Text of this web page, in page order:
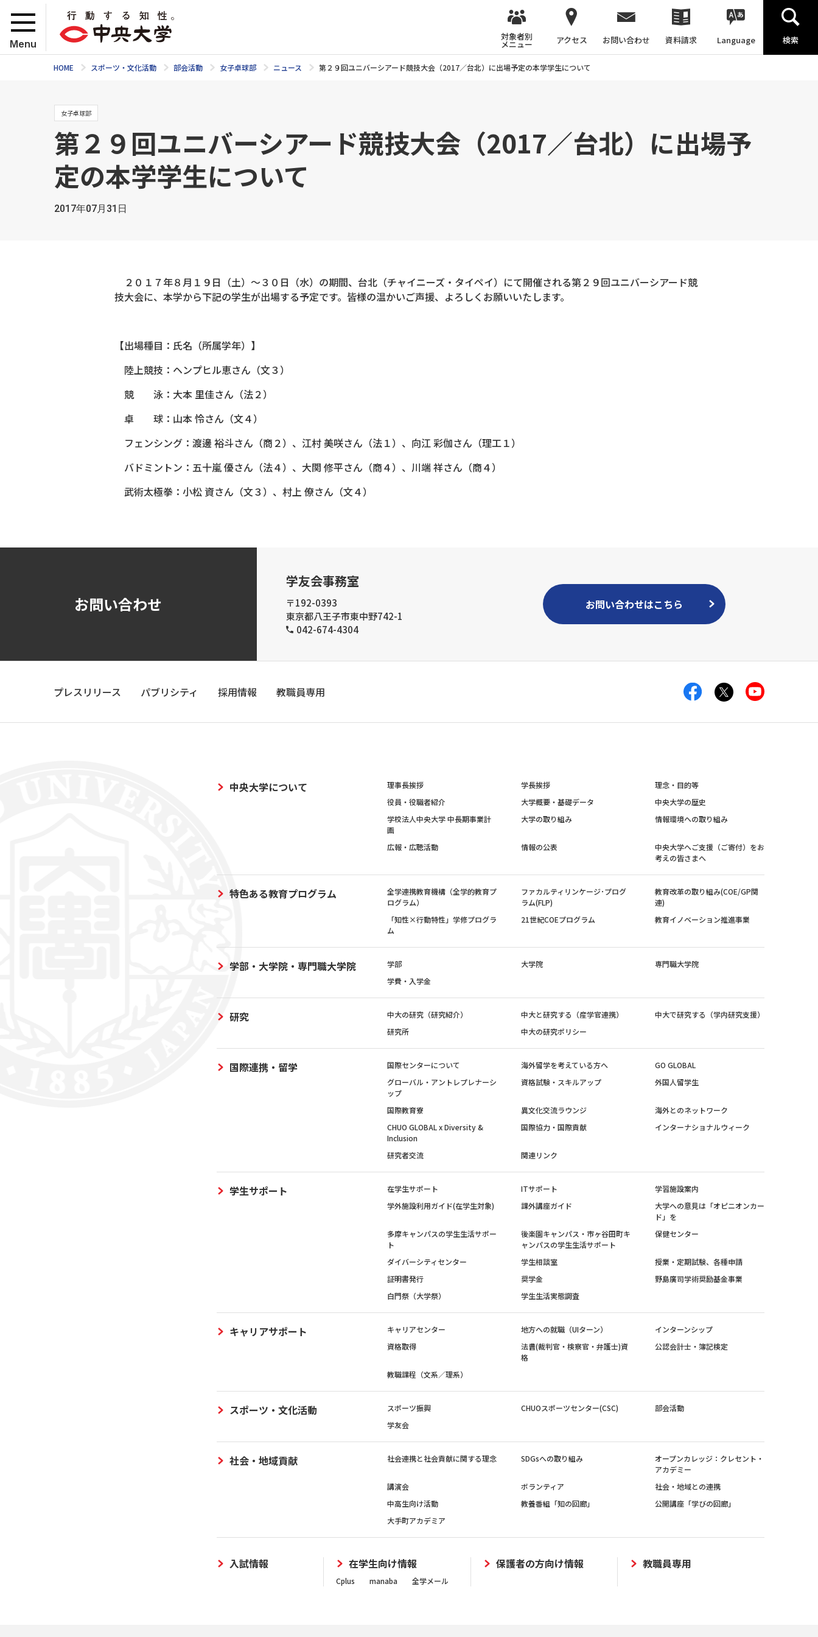
Menu
対象者別
メニュー アクセス お問い合わせ 資料請求 Language 検索
HOME スポーツ・文化活動 部会活動 女子卓球部 ニュース 第２９回ユニバーシアード競技大会（2017／台北）に出場予定の本学学生について
女子卓球部
第２９回ユニバーシアード競技大会（2017／台北）に出場予
定の本学学生について
2017年07月31日
２０１７年８月１９日（土）～３０日（水）の期間、台北（チャイニーズ・タイペイ）にて開催される第２９回ユニバーシアード競
技大会に、本学から下記の学生が出場する予定です。皆様の温かいご声援、よろしくお願いいたします。
【出場種目：氏名（所属学年）】
陸上競技：ヘンプヒル恵さん（文３）
競 泳：大本 里佳さん（法２）
卓 球：山本 怜さん（文４）
フェンシング：渡邊 裕斗さん（商２）、江村 美咲さん（法１）、向江 彩伽さん（理工１）
バドミントン：五十嵐 優さん（法４）、大関 修平さん（商４）、川端 祥さん（商４）
武術太極拳：小松 資さん（文３）、村上 僚さん（文４）
お問い合わせ
学友会事務室
〒192-0393
東京都八王子市東中野742-1
042-674-4304
お問い合わせはこちら
プレスリリース パブリシティ 採用情報 教職員専用
中央大学について 理事長挨拶 学長挨拶
理念・目的等
役員・役職者紹介
大学概要・基礎データ
中央大学の歴史
学校法人中央大学 中長期事業計
画
大学の取り組み 情報環境への取り組み
広報・広聴活動 情報の公表
中央大学へご支援（ご寄付）をお
考えの皆さまへ
特色ある教育プログラム
全学連携教育機構（全学的教育プ
ログラム）
ファカルティリンケージ･プログ
ラム(FLP)
教育改革の取り組み(COE/GP関
連)
「知性×行動特性」学修プログラ
ム
21世紀COEプログラム 教育イノベーション推進事業
学部・大学院・専門職大学院 学部 大学院
専門職大学院
学費・入学金
研究 中大の研究（研究紹介） 中大と研究する（産学官連携）
中大で研究する（学内研究支援）
研究所
中大の研究ポリシー
国際連携・留学 国際センターについて 海外留学を考えている方へ
GO GLOBAL
グローバル・アントレプレナーシ
ップ
資格試験・スキルアップ 外国人留学生
国際教育寮 異文化交流ラウンジ
海外とのネットワーク
CHUO GLOBAL x Diversity &
Inclusion
国際協力・国際貢献 インターナショナルウィーク
研究者交流 関連リンク
学生サポート 在学生サポート ITサポート
学習施設案内
学外施設利用ガイド(在学生対象)
課外講座ガイド
大学への意見は「オピニオンカー
ド」を
多摩キャンパスの学生生活サポー
ト
後楽園キャンパス・市ヶ谷田町キ
ャンパスの学生生活サポート
保健センター
ダイバーシティセンター 学生相談室
授業・定期試験、各種申請
証明書発行
奨学金
野島廣司学術奨励基金事業
白門祭（大学祭）
学生生活実態調査
キャリアサポート キャリアセンター 地方への就職（UIターン）
インターンシップ
資格取得
法曹(裁判官・検察官・弁護士)資
格
公認会計士・簿記検定
教職課程（文系／理系）
スポーツ・文化活動 スポーツ振興 CHUOスポーツセンター(CSC)
部会活動
学友会
社会・地域貢献 社会連携と社会貢献に関する理念 SDGsへの取り組み
オープンカレッジ：クレセント・
アカデミー
講演会
ボランティア
社会・地域との連携
中高生向け活動
教養番組「知の回廊」
公開講座「学びの回廊」
大手町アカデミア
入試情報 在学生向け情報
Cplus manaba 全学メール
保護者の方向け情報 教職員専用